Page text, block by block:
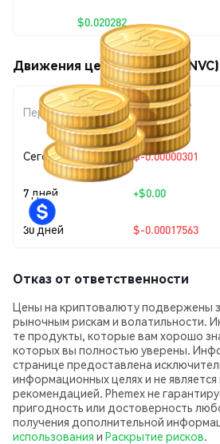
$0.020282
Движения цены Novacoin (NVC)
Период
Изменение
суммы
Сегодня $-0.00000301
7 дней +$0.00
30 дней $-0.00017563
Отказ от ответственности
Цены на криптовалюту подвержены
рыночным рискам и волатильности.
те продукты, которые вам хорошо
которых вы полностью уверены.
странице предоставлена
информационных целях и не
рекомендацией. Phemex не
пригодность или достоверность
получения дополнительной
использования и Раскрытие рисков.